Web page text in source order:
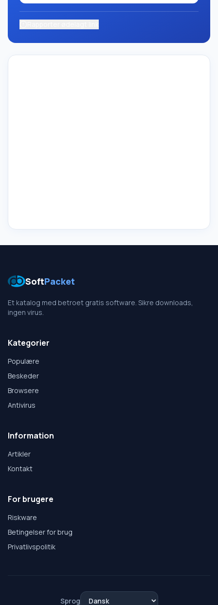
SoftPacket
Et katalog med betroet gratis software. Sikre downloads,
ingen virus.
Kategorier
Populære
Beskeder
Browsere
Antivirus
Information
Artikler
Kontakt
For brugere
Riskware
Betingelser for brug
Privatlivspolitik
Sprog